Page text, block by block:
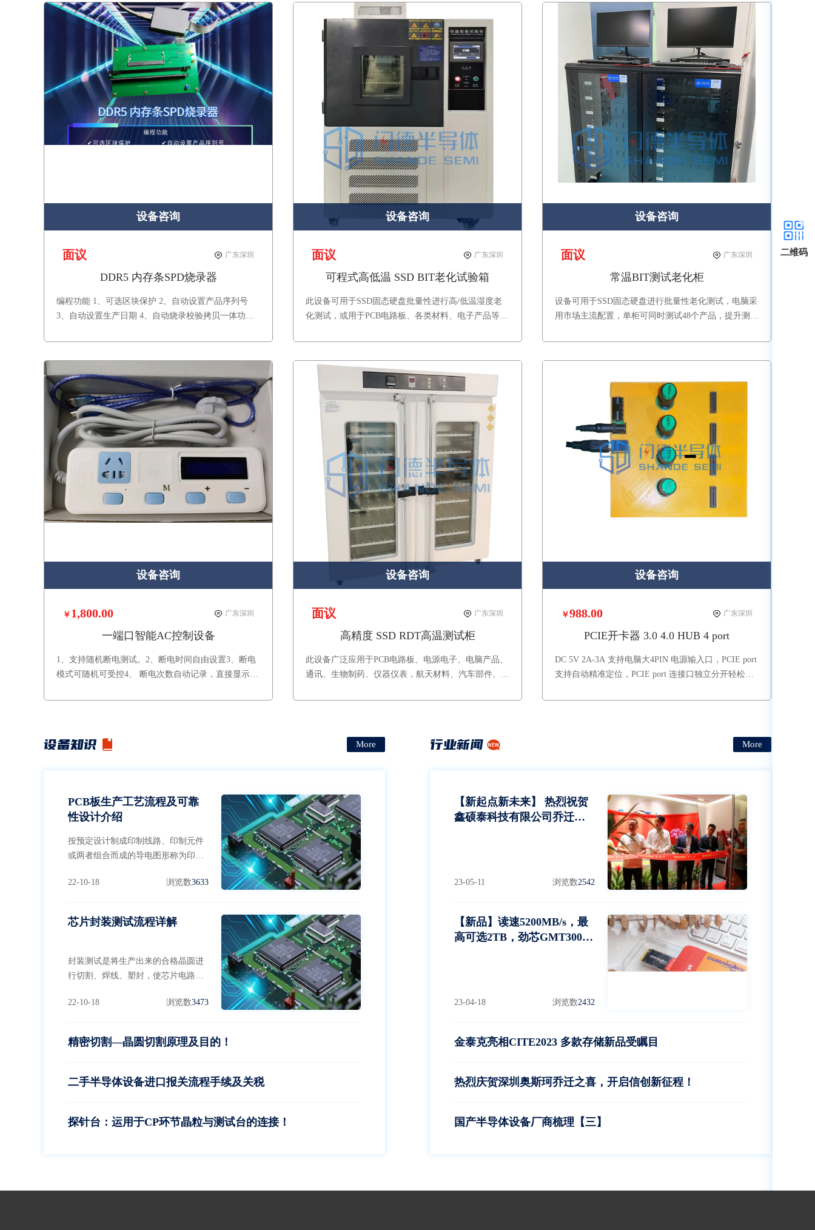
设备咨询
面议 广东深圳
DDR5 内存条SPD烧录器
编程功能 1、可选区块保护 2、自动设置产品序列号
3、自动设置生产日期 4、自动烧录校验拷贝一体功能
设备咨询
面议 广东深圳
可程式高低温 SSD BIT老化试验箱
此设备可用于SSD固态硬盘批量性进行高/低温湿度老
化测试，或用于PCB电路板、各类材料、电子产品等进
设备咨询
面议 广东深圳
常温BIT测试老化柜
设备可用于SSD固态硬盘进行批量性老化测试，电脑采
用市场主流配置，单柜可同时测试48个产品，提升测试
置了电脑，可接受客户提供电脑安装。）
设备咨询
￥ 1,800.00 广东深圳
一端口智能AC控制设备
1、支持随机断电测试。2、断电时间自由设置3、断电
模式可随机可受控4、 断电次数自动记录，直接显示
全部采用工业级要求设计
设备咨询
面议 广东深圳
高精度 SSD RDT高温测试柜
此设备广泛应用于PCB电路板、电源电子、电脑产品、
通讯、生物制药、仪器仪表，航天材料、汽车部件、橡
的老化筛选试验
设备咨询
￥988.00 广东深圳
PCIE开卡器 3.0 4.0 HUB 4 port
DC 5V 2A-3A 支持电脑大4PIN 电源输入口，PCIE port
支持自动精准定位，PCIE port 连接口独立分开轻松固
灯，PCIE port 对应独立电源开关
设备知识 More
PCB板生产工艺流程及可靠
性设计介绍
按预定设计制成印制线路、印制元件
或两者组合而成的导电图形称为印制
流程。
22-10-18 浏览数3633
芯片封装测试流程详解
封装测试是将生产出来的合格晶圆进
行切割、焊线、塑封，使芯片电路与
供机械物理保护，并利用集成电路设
的芯片进行功能和性能测试。
22-10-18 浏览数3473
精密切割—晶圆切割原理及目的！
二手半导体设备进口报关流程手续及关税
探针台：运用于CP环节晶粒与测试台的连接！
行业新闻 More
【新起点新未来】 热烈祝贺
鑫硕泰科技有限公司乔迁大
23-05-11 浏览数2542
【新品】读速5200MB/s，最
高可选2TB，劲芯GMT3000
23-04-18 浏览数2432
金泰克亮相CITE2023 多款存储新品受瞩目
热烈庆贺深圳奥斯珂乔迁之喜，开启信创新征程！
国产半导体设备厂商梳理【三】
二维码